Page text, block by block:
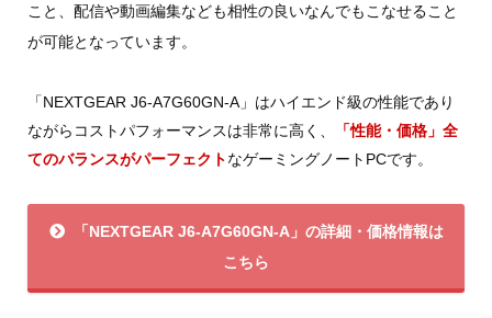
こと、配信や動画編集なども相性の良いなんでもこなせること
が可能となっています。
「NEXTGEAR J6-A7G60GN-A」はハイエンド級の性能であり
ながらコストパフォーマンスは非常に高く、
「性能・価格」全
てのバランスがパーフェクトなゲーミングノートPCです。
「NEXTGEAR J6-A7G60GN-A」の詳細・価格情報は
こちら